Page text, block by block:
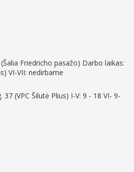
Friedricho pasažo) Darbo laikas:
VI-VII: nedirbame
(VPC Šilutė Plius) I-V: 9 - 18 VI- 9-